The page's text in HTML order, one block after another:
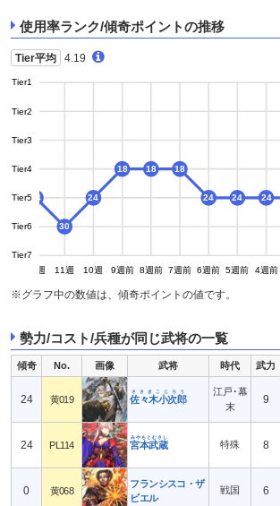
使用率ランク/傾奇ポイントの推移
Tier平均 4.19
Tier1
Tier2
Tier3
Tier4
Tier5
Tier6
Tier7
12週 11週 10週 9週前 8週前 7週前 6週前 5週前 4週前
30
24
30
24
18 18 18
24 24 24
※グラフ中の数値は、傾奇ポイントの値です。
勢力/コスト/兵種が同じ武将の一覧
傾奇 No. 画像 武将 時代 武力
24 黄019 佐々木小次郎
ささきこじろう
江戸･幕
末
9
24 PL114 宮本武蔵
みやもとむさし
特殊 8
0 黄068
フランシスコ・ザ
ビエル
戦国 6